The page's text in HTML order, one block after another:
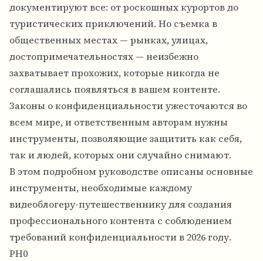
документируют все: от роскошных курортов до
туристических приключений. Но съемка в
общественных местах — рынках, улицах,
достопримечательностях — неизбежно
захватывает прохожих, которые никогда не
соглашались появляться в вашем контенте.
Законы о конфиденциальности ужесточаются во
всем мире, и ответственным авторам нужны
инструменты, позволяющие защитить как себя,
так и людей, которых они случайно снимают.
В этом подробном руководстве описаны основные
инструменты, необходимые каждому
видеоблогеру-путешественнику для создания
профессионального контента с соблюдением
требований конфиденциальности в 2026 году.
PH0